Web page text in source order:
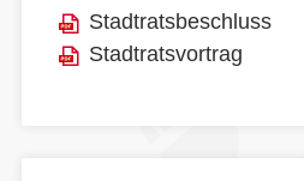
Stadtratsbeschluss
Stadtratsvortrag